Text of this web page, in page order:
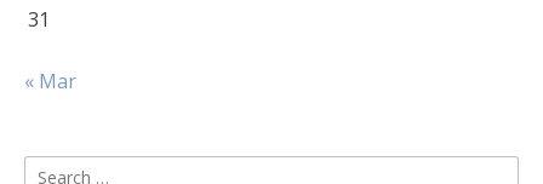
31
« Mar
Search